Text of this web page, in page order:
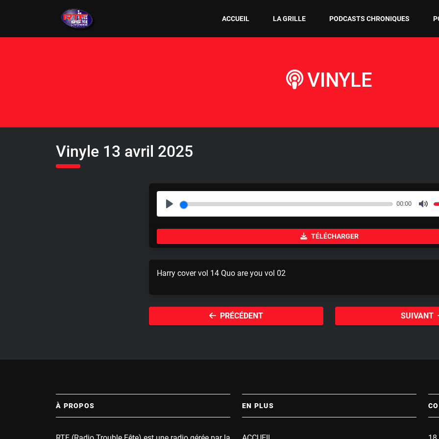
ACCUEIL LA GRILLE PODCASTS CHRONIQUES
VINYLE
Vinyle 13 avril 2025
P
l
00:00
M
u
TÉLÉCHARGER
Harry cover vol 14 Quo are you vol 02
PRÉCÉDENT SUIVANT
À PROPOS EN PLUS